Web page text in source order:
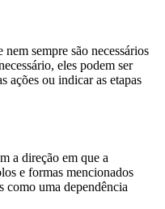
sempre são necessários
eles podem ser
ações ou indicar as etapas
a direção em que a
e formas mencionados
como uma dependência